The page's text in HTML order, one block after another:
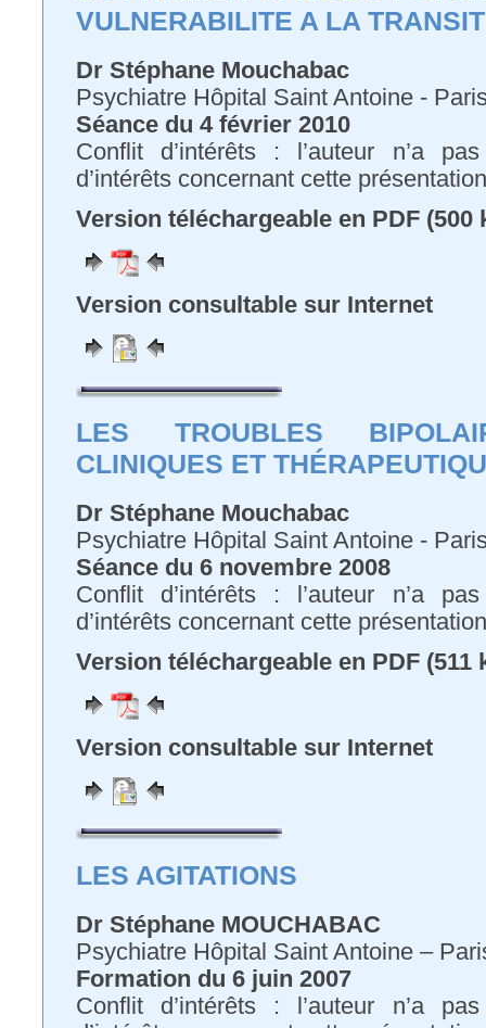
VULNERABILITE A LA
Dr Stéphane Mouchabac
Psychiatre Hôpital Saint Antoine -
Séance du 4 février 2010
Conflit d’intérêts : l’auteur n’a
d’intérêts concernant cette présentation
Version téléchargeable en PDF (500
Version consultable sur Internet
LES TROUBLES
CLINIQUES ET
Dr Stéphane Mouchabac
Psychiatre Hôpital Saint Antoine -
Séance du 6 novembre 2008
Conflit d’intérêts : l’auteur n’a
d’intérêts concernant cette présentation
Version téléchargeable en PDF (511
Version consultable sur Internet
LES AGITATIONS
Dr Stéphane MOUCHABAC
Psychiatre Hôpital Saint Antoine –
Formation du 6 juin 2007
Conflit d’intérêts : l’auteur n’a